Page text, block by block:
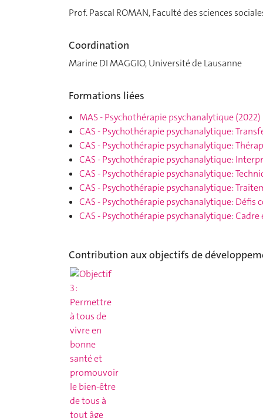
Prof. Pascal ROMAN, Faculté des sciences
Coordination
Marine DI MAGGIO, Université de Lausanne
Formations liées
MAS-Psychothérapie psychanalytique(2022)
CAS-Psychothérapie psychanalytique:
CAS-Psychothérapie psychanalytique:
CAS-Psychothérapie psychanalytique:
CAS-Psychothérapie psychanalytique:
CAS-Psychothérapie psychanalytique:
CAS-Psychothérapie psychanalytique:
CAS-Psychothérapie psychanalytique:
Contribution aux objectifs de